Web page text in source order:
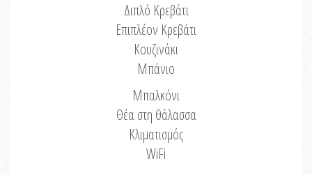
Διπλό Κρεβάτι
Επιπλέον Κρεβάτι
Κουζινάκι
Μπάνιο
Μπαλκόνι
Θέα στη θάλασσα
Κλιματισμός
WiFi